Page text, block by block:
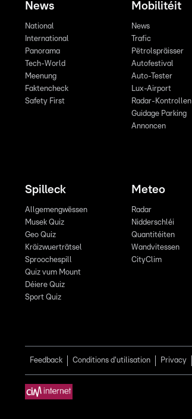
News
National
International
Panorama
Tech-World
Meenung
Faktencheck
Safety First
Mobilitéit
News
Trafic
Pëtrolspräisser
Autofestival
Auto-Tester
Lux-Airport
Radar-Kontrollen
Guidage Parking
Annoncen
Spilleck
Allgemengwëssen
Musek Quiz
Geo Quiz
Kräizwuerträtsel
Sproochespill
Quiz vum Mount
Déiere Quiz
Sport Quiz
Meteo
Radar
Nidderschléi
Quantitéiten
Wandvitessen
CityClim
Feedback Conditions d'utilisation Privacy